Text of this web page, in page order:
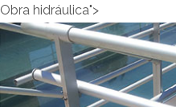
Obra hidráulica">